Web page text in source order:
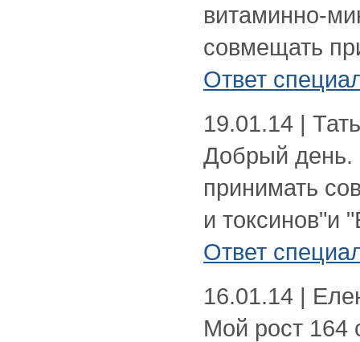
витаминно-
совмещать
Ответ
19.01.14 |
Добрый день.
принимать
и токсинов"и
Ответ
16.01.14 |
Мой рост 164